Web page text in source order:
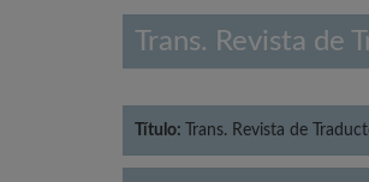
Trans. Revista de
Título: Trans. Revista de